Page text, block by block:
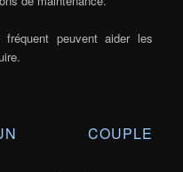
fréquent peuvent aider les
COUPLE